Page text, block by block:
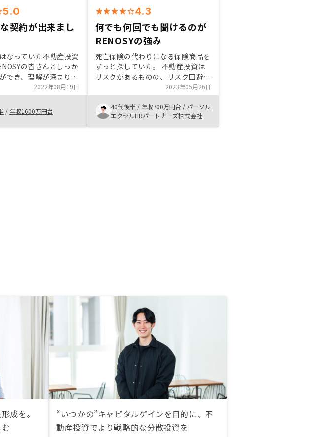
5.0
契約が出来まし
なっていた不動産投資
の皆さんとしっか
でき、理解が深まりま
期で見ると、リスクの
思います。税金対策、
産運用として良いかと
倒な確定申告のサポ
ていたので、最小限の
2022年08月19日
/ 年収1600万円台
4.3
何でも何回でも聞けるのが
RENOSYの強み
死亡保険の代わりになる保険商品を
ずっと探していた。 不動産投資は
リスクがあるものの、リスク回避が
可能な範囲であることや、RENOSY
でのサポートが充実していることで
購入することに。不安やわからない
事は何でも何回でも聞けるのが
RENOSYの強み。
2023年05月26日
40代後半 / 年収700万円台 / パーソル
エクセルHRパートナーズ株式会社
成を。
“いつかの”キャピタルゲインを目的に、不
動産投資でより戦略的な分散投資を